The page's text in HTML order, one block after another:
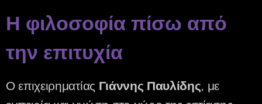
Η φιλοσοφία πίσω από
την επιτυχία
Ο επιχειρηματίας Γιάννης Παυλίδης, με